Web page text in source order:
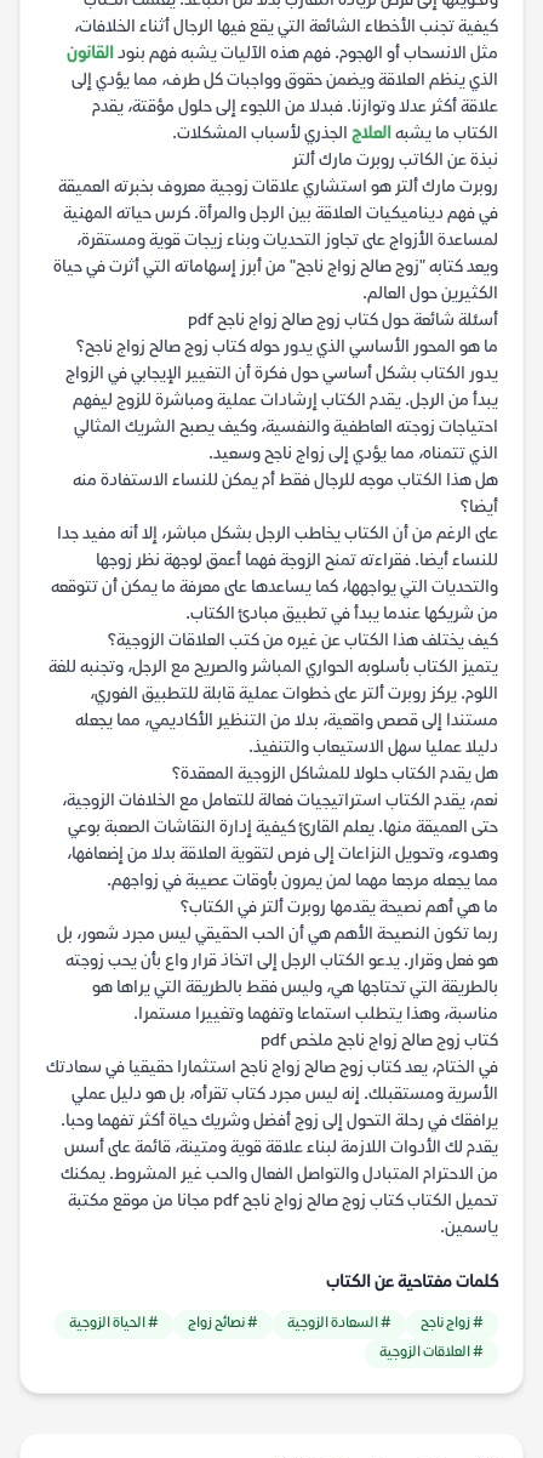
كيفية تجنب الأخطاء الشائعة التي يقع فيها الرجال أثناء الخلافات،
مثل الانسحاب أو الهجوم. فهم هذه الآليات يشبه فهم بنودالقانون
الذي ينظم العلاقة ويضمن حقوق وواجبات كل طرف، مما يؤدي إلى
علاقة أكثر عدلا وتوازنا. فبدلا من اللجوء إلى حلول مؤقتة، يقدم
الكتاب ما يشبهالعلاج الجذري لأسباب المشكلات.
نبذة عن الكاتب روبرت مارك ألتر
روبرت مارك ألتر هو استشاري علاقات زوجية معروف بخبرته العميقة
في فهم ديناميكيات العلاقة بين الرجل والمرأة. كرس حياته المهنية
لمساعدة الأزواج على تجاوز التحديات وبناء زيجات قوية ومستقرة،
ويعد كتابه "زوج صالح زواج ناجح" من أبرز إسهاماته التي أثرت في حياة
الكثيرين حول العالم.
أسئلة شائعة حول كتاب زوج صالح زواج ناجح pdf
ما هو المحور الأساسي الذي يدور حوله كتاب زوج صالح زواج ناجح؟
يدور الكتاب بشكل أساسي حول فكرة أن التغيير الإيجابي في الزواج
يبدأ من الرجل. يقدم الكتاب إرشادات عملية ومباشرة للزوج ليفهم
احتياجات زوجته العاطفية والنفسية، وكيف يصبح الشريك المثالي
الذي تتمناه، مما يؤدي إلى زواج ناجح وسعيد.
هل هذا الكتاب موجه للرجال فقط أم يمكن للنساء الاستفادة منه
أيضا؟
على الرغم من أن الكتاب يخاطب الرجل بشكل مباشر، إلا أنه مفيد جدا
للنساء أيضا. فقراءته تمنح الزوجة فهما أعمق لوجهة نظر زوجها
والتحديات التي يواجهها، كما يساعدها على معرفة ما يمكن أن تتوقعه
من شريكها عندما يبدأ في تطبيق مبادئ الكتاب.
كيف يختلف هذا الكتاب عن غيره من كتب العلاقات الزوجية؟
يتميز الكتاب بأسلوبه الحواري المباشر والصريح مع الرجل، وتجنبه للغة
اللوم. يركز روبرت ألتر على خطوات عملية قابلة للتطبيق الفوري،
مستندا إلى قصص واقعية، بدلا من التنظير الأكاديمي، مما يجعله
دليلا عمليا سهل الاستيعاب والتنفيذ.
هل يقدم الكتاب حلولا للمشاكل الزوجية المعقدة؟
نعم، يقدم الكتاب استراتيجيات فعالة للتعامل مع الخلافات الزوجية،
حتى العميقة منها. يعلم القارئ كيفية إدارة النقاشات الصعبة بوعي
وهدوء، وتحويل النزاعات إلى فرص لتقوية العلاقة بدلا من إضعافها،
مما يجعله مرجعا مهما لمن يمرون بأوقات عصيبة في زواجهم.
ما هي أهم نصيحة يقدمها روبرت ألتر في الكتاب؟
ربما تكون النصيحة الأهم هي أن الحب الحقيقي ليس مجرد شعور، بل
هو فعل وقرار. يدعو الكتاب الرجل إلى اتخاذ قرار واع بأن يحب زوجته
بالطريقة التي تحتاجها هي، وليس فقط بالطريقة التي يراها هو
مناسبة، وهذا يتطلب استماعا وتفهما وتغييرا مستمرا.
كتاب زوج صالح زواج ناجح ملخص pdf
في الختام، يعد كتاب زوج صالح زواج ناجح استثمارا حقيقيا في سعادتك
الأسرية ومستقبلك. إنه ليس مجرد كتاب تقرأه، بل هو دليل عملي
يرافقك في رحلة التحول إلى زوج أفضل وشريك حياة أكثر تفهما وحبا.
يقدم لك الأدوات اللازمة لبناء علاقة قوية ومتينة، قائمة على أسس
من الاحترام المتبادل والتواصل الفعال والحب غير المشروط. يمكنك
تحميل الكتاب كتاب زوج صالح زواج ناجح pdf مجانا من موقع مكتبة
ياسمين.
كلمات مفتاحية عن الكتاب
# زواج ناجح # السعادة الزوجية # نصائح زواج
# الحياة الزوجية
# العلاقات الزوجية